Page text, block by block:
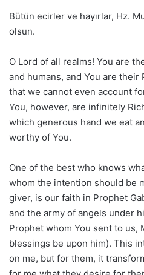
Bütün ecirler ve hayırlar, Hz.
olsun.
O Lord of all realms! You are
and humans, and You are their
that we cannot even account
You, however, are infinitely
which generous hand we eat
worthy of You.
One of the best who knows
whom the intention should be
giver, is our faith in Prophet
and the army of angels under
Prophet whom You sent to us,
blessings be upon him). This
on me, but for them, it